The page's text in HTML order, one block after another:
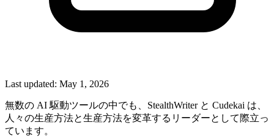
Last updated: May 1, 2026
無数の AI 駆動ツールの中でも、StealthWriter と Cudekai は、
人々の生産方法と生産方法を変革するリーダーとして際立っ
ています。